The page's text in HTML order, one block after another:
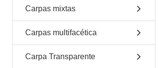
Carpas mixtas
Carpas multifacética
Carpa Transparente